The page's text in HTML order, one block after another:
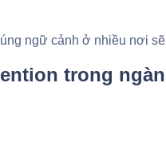
ngữ cảnh ở nhiều nơi
trong